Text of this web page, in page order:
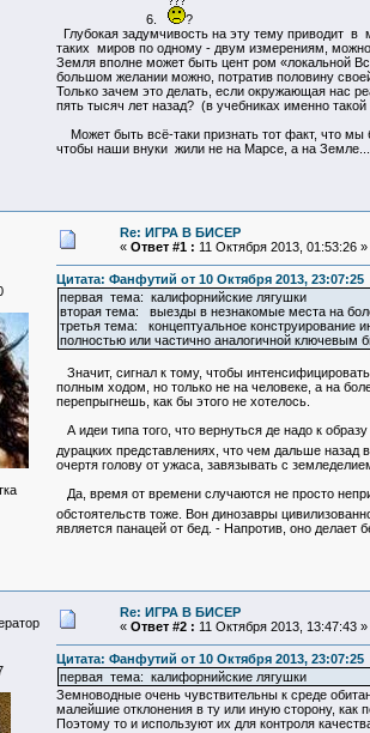
6.
?
Глубокая задумчивость на эту тему приводит
таких миров по одному - двум измерениям,
Земля вполне может быть цент ром «локальной
большом желании можно, потратив половину
Только зачем это делать, если окружающая нас
пять тысяч лет назад? (в учебниках именно
Может быть всё-таки признать тот факт, что
чтобы наши внуки жили не на Марсе, а на Земле...
Re: ИГРА В БИСЕР
« Ответ #1 : 11 Октября 2013, 01:53:26 »
Цитата: Фанфутий от 10 Октября 2013, 23:07:25
первая тема: калифорнийские лягушки
вторая тема: выезды в незнакомые места на
третья тема: концептуальное конструирование
полностью или частично аналогичной
Значит, сигнал к тому, чтобы
полным ходом, но только не на человеке, а на
перепрыгнешь, как бы этого не хотелось.
А идеи типа того, что вернуться де надо к
дурацких представлениях, что чем дальше
очертя голову от ужаса, завязывать с
Да, время от времени случаются не просто
обстоятельств тоже. Вон динозавры
является панацей от бед. - Напротив, оно делает
Re: ИГРА В БИСЕР
« Ответ #2 : 11 Октября 2013, 13:47:43 »
Цитата: Фанфутий от 10 Октября 2013, 23:07:25
первая тема: калифорнийские лягушки
Земноводные очень чувствительны к среде
малейшие отклонения в ту или иную сторону, как
Поэтому то и используют их для контроля